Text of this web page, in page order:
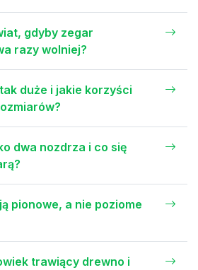
gdyby zegar
razy wolniej?
duże i jakie korzyści
dwa nozdrza i co się
pionowe, a nie poziome
trawiący drewno i